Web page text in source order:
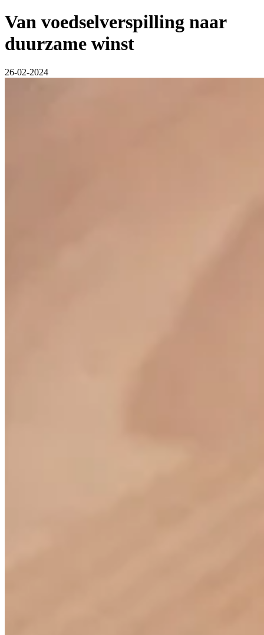
Van voedselverspilling naar
duurzame winst
26-02-2024